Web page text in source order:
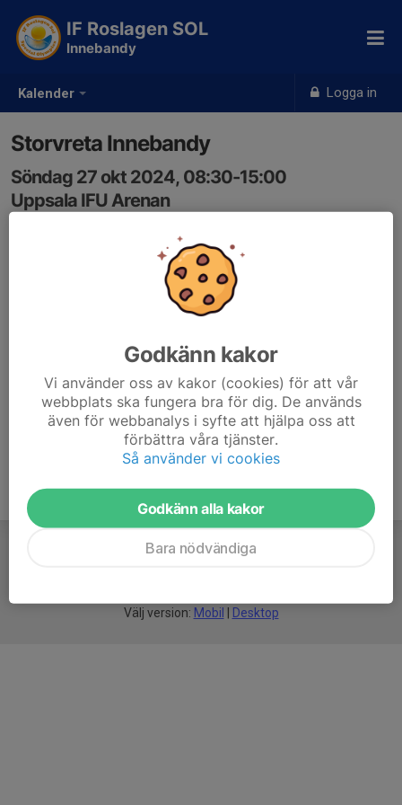
Kalender Logga in
IF Roslagen SOL
Innebandy
Storvreta Innebandy
Söndag 27 okt 2024, 08:30-15:00
Uppsala IFU Arenan
Välj version: Mobil Desktop
Godkänn kakor
Vi använder oss av kakor (cookies) för att vår
webbplats ska fungera bra för dig. De används
även för webbanalys i syfte att hjälpa oss att
förbättra våra tjänster.
Så använder vi cookies
Godkänn alla kakor
Bara nödvändiga